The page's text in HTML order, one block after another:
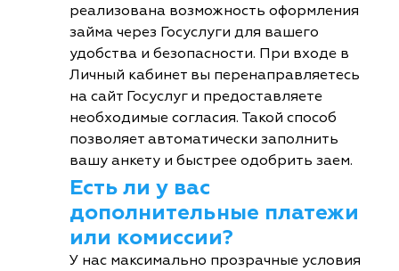
реализована возможность оформления
займа через Госуслуги для вашего
удобства и безопасности. При входе в
Личный кабинет вы перенаправляетесь
на сайт Госуслуг и предоставляете
необходимые согласия. Такой способ
позволяет автоматически заполнить
вашу анкету и быстрее одобрить заем.
Есть ли у вас
дополнительные платежи
или комиссии?
У нас максимально прозрачные условия